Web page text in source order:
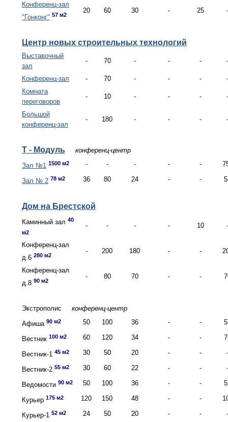
Конференц-зал
"Гонконг" 57 м2
20 60 30 - 25 -
Центр новых строительных технологий
Выставочный
зал
- 70 - - - -
Конференц-зал - 70 - - -
-
Комната
переговоров
- 10 - - - -
Большой
конференц-зал
- 180 - - - -
Т - Модуль конференц-центр
Зал №1 1500 м2 - - - - -
Зал № 2 78 м2 36 80 24 - -
Дом на Брестской
Каминный зал 40
м2
- - - - 10 -
Конференц-зал
д.6 280 м2
- 200 180 - -
Конференц-зал
д.8 90 м2
- 80 70 - -
Экстрополис конференц-центр
Афиша 90 м2 50 100 36 - -
Вестник 100 м2 60 120 34 - -
Вестник-1 45 м2 30 50 20 - - -
Вестник-2 55 м2 30 60 22 - - -
Ведомости 90 м2 50 100 36 - -
Курьер 175 м2 120 150 48 - -
Курьер-1 52 м2 24 50 20 - - -